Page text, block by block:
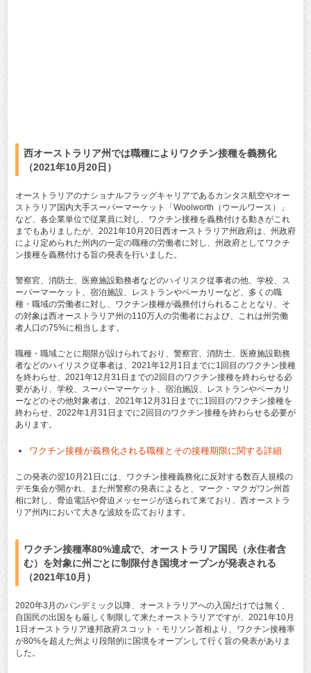
西オーストラリア州では職種によりワクチン接種を義務化
（2021年10月20日）
オーストラリアのナショナルフラッグキャリアであるカンタス航空やオー
ストラリア国内大手スーパーマーケット「Woolworth（ウールワース）」
など、各企業単位で従業員に対し、ワクチン接種を義務付ける動きがこれ
までもありましたが、2021年10月20日西オーストラリア州政府は、州政府
により定められた州内の一定の職種の労働者に対し、州政府としてワクチ
ン接種を義務付ける旨の発表を行いました。
警察官、消防士、医療施設勤務者などのハイリスク従事者の他、学校、ス
ーパーマーケット、宿泊施設、レストランやベーカリーなど、多くの職
種・職域の労働者に対し、ワクチン接種が義務付けられることとなり、そ
の対象は西オーストラリア州の110万人の労働者におよび、これは州労働
者人口の75%に相当します。
職種・職域ごとに期限が設けられており、警察官、消防士、医療施設勤務
者などのハイリスク従事者は、2021年12月1日までに1回目のワクチン接種
を終わらせ、2021年12月31日までの2回目のワクチン接種を終わらせる必
要があり、学校、スーパーマーケット、宿泊施設、レストランやベーカリ
ーなどのその他対象者は、2021年12月31日までに1回目のワクチン接種を
終わらせ、2022年1月31日までに2回目のワクチン接種を終わらせる必要が
あります。
ワクチン接種が義務化される職種とその接種期限に関する詳細
この発表の翌10月21日には、ワクチン接種義務化に反対する数百人規模の
デモ集会が開かれ、また州警察の発表によると、マーク・マクガワン州首
相に対し、脅迫電話や脅迫メッセージが送られて来ており、西オーストラ
リア州内において大きな波紋を広ております。
ワクチン接種率80%達成で、オーストラリア国民（永住者含
む）を対象に州ごとに制限付き国境オープンが発表される
（2021年10月）
2020年3月のパンデミック以降、オーストラリアへの入国だけでは無く、
自国民の出国をも厳しく制限して来たオーストラリアですが、2021年10月
1日オーストラリア連邦政府スコット・モリソン首相より、ワクチン接種率
が80%を超えた州より段階的に国境をオープンして行く旨の発表がありま
した。